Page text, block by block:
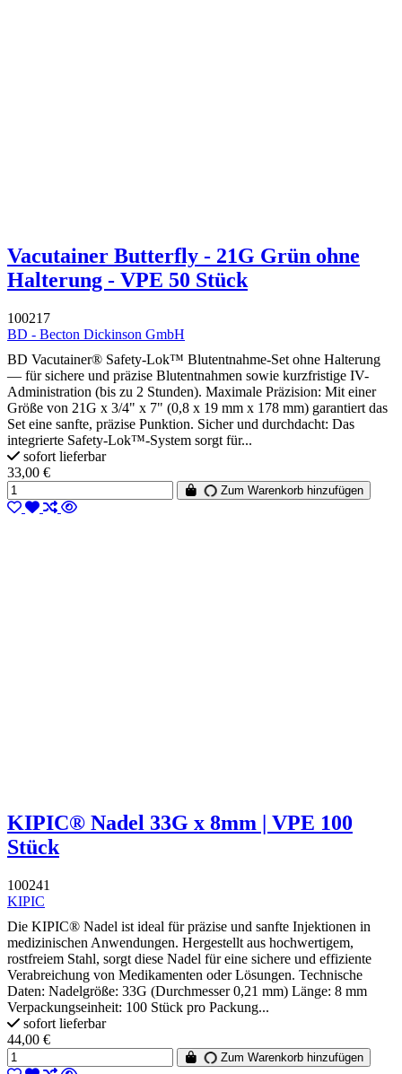
Vacutainer Butterfly - 21G Grün ohne
Halterung - VPE 50 Stück
100217
BD - Becton Dickinson GmbH
BD Vacutainer® Safety-Lok™ Blutentnahme-Set ohne Halterung
— für sichere und präzise Blutentnahmen sowie kurzfristige IV-
Administration (bis zu 2 Stunden). Maximale Präzision: Mit einer
Größe von 21G x 3/4" x 7" (0,8 x 19 mm x 178 mm) garantiert das
Set eine sanfte, präzise Punktion. Sicher und durchdacht: Das
integrierte Safety-Lok™-System sorgt für...
sofort lieferbar
33,00 €
Zum Warenkorb hinzufügen
KIPIC® Nadel 33G x 8mm | VPE 100
Stück
100241
KIPIC
Die KIPIC® Nadel ist ideal für präzise und sanfte Injektionen in
medizinischen Anwendungen. Hergestellt aus hochwertigem,
rostfreiem Stahl, sorgt diese Nadel für eine sichere und effiziente
Verabreichung von Medikamenten oder Lösungen. Technische
Daten: Nadelgröße: 33G (Durchmesser 0,21 mm) Länge: 8 mm
Verpackungseinheit: 100 Stück pro Packung...
sofort lieferbar
44,00 €
Zum Warenkorb hinzufügen